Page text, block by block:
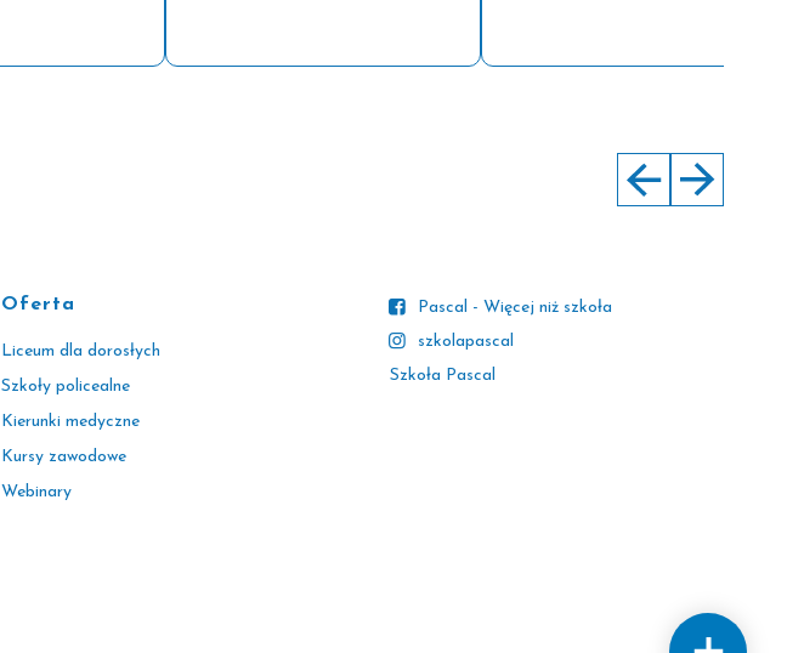
Oferta
Liceum dla dorosłych
Szkoły policealne
Kierunki medyczne
Kursy zawodowe
Webinary
Pascal - Więcej niż szkoła
szkolapascal
Szkoła Pascal